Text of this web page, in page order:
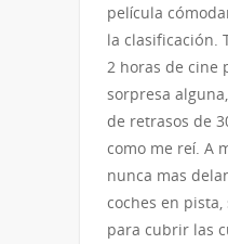
película
la clasificación.
2 horas de cine
sorpresa
de retrasos de
como me reí. A
nunca mas
coches en
para cubrir las